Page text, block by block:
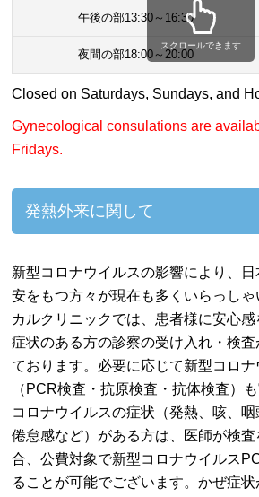
午後の部13:30～16:30
夜間の部18:00～20:00
スクロールできます
Closed on Saturdays, Sundays, and
Gynecological consulations are
Fridays.
発熱外来に関して
新型コロナウイルスの影響により、
安をもつ方々が現在も多くいらっしゃ
カルクリニックでは、患者様に安心
症状のある方の診察の受け入れ・検査
ております。必要に応じて新型コロ
（PCR検査・抗原検査・抗体検査）
コロナウイルスの症状（発熱、咳、
倦怠感など）がある方は、医師が検
合、公費対象で新型コロナウイルス
ることが可能でございます。かぜ症